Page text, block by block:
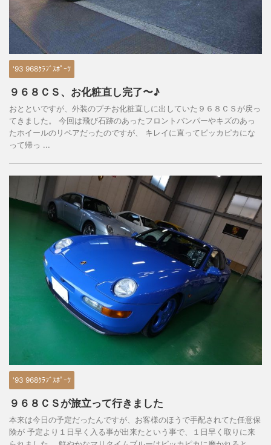
'93 968ｸﾗﾌﾞｽﾎﾟｰﾂ
９６８ＣＳ、お化粧直し完了〜♪
おとといですが、外装のプチお化粧直しに出していた９６８ＣＳが戻っ
てきました。 今回は飛び石跡のあったフロントバンパーやキズのあっ
たホイールのリペアだったのですが、 キレイに直ってピッカピカにな
って帰っ ...
'93 968ｸﾗﾌﾞｽﾎﾟｰﾂ
９６８ＣＳが旅立って行きました
本来は今日の予定だったんですが、お客様のほうで手配されてた任意保
険が 予定より１日早く入る事が出来たという事で、１日早く取りに来